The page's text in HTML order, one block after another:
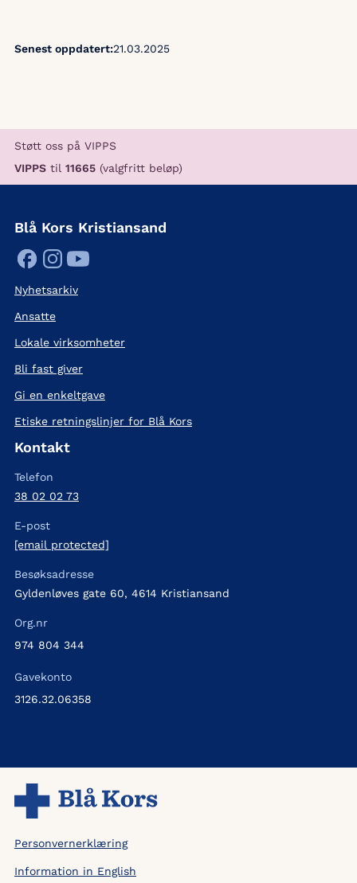
Senest oppdatert:21.03.2025
Støtt oss på VIPPS
VIPPS til 11665 (valgfritt beløp)
Blå Kors Kristiansand
Nyhetsarkiv
Ansatte
Lokale virksomheter
Bli fast giver
Gi en enkeltgave
Etiske retningslinjer for Blå Kors
Kontakt
Telefon
38 02 02 73
E-post
[email protected]
Besøksadresse
Gyldenløves gate 60, 4614 Kristiansand
Org.nr
974 804 344
Gavekonto
3126.32.06358
Personvernerklæring
Information in English